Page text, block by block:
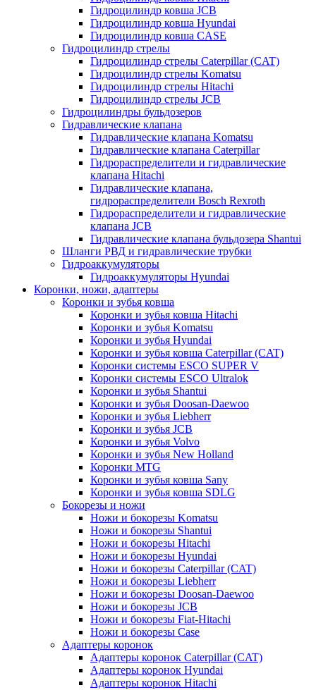
Гидроцилиндр ковша JCB
Гидроцилиндр ковша Hyundai
Гидроцилиндр ковша CASE
Гидроцилиндр стрелы
Гидроцилиндр стрелы Caterpillar (CAT)
Гидроцилиндр стрелы Komatsu
Гидроцилиндр стрелы Hitachi
Гидроцилиндр стрелы JCB
Гидроцилиндры бульдозеров
Гидравлические клапана
Гидравлические клапана Komatsu
Гидравлические клапана Caterpillar
Гидрораспределители и гидравлические
клапана Hitachi
Гидравлические клапана,
гидрораспределители Bosch Rexroth
Гидрораспределители и гидравлические
клапана JCB
Гидравлические клапана бульдозера Shantui
Шланги РВД и гидравлические трубки
Гидроаккумуляторы
Гидроаккумуляторы Hyundai
Коронки, ножи, адаптеры
Коронки и зубья ковша
Коронки и зубья ковша Hitachi
Коронки и зубья Komatsu
Коронки и зубья Hyundai
Коронки и зубья ковша Caterpillar (CAT)
Коронки системы ESCO SUPER V
Коронки системы ESCO Ultralok
Коронки и зубья Shantui
Коронки и зубья Doosan-Daewoo
Коронки и зубья Liebherr
Коронки и зубья JCB
Коронки и зубья Volvo
Коронки и зубья New Holland
Коронки MTG
Коронки и зубья ковша Sany
Коронки и зубья ковша SDLG
Бокорезы и ножи
Ножи и бокорезы Komatsu
Ножи и бокорезы Shantui
Ножи и бокорезы Hitachi
Ножи и бокорезы Hyundai
Ножи и бокорезы Caterpillar (CAT)
Ножи и бокорезы Liebherr
Ножи и бокорезы Doosan-Daewoo
Ножи и бокорезы JCB
Ножи и бокорезы Fiat-Hitachi
Ножи и бокорезы Case
Адаптеры коронок
Адаптеры коронок Caterpillar (CAT)
Адаптеры коронок Hyundai
Адаптеры коронок Hitachi